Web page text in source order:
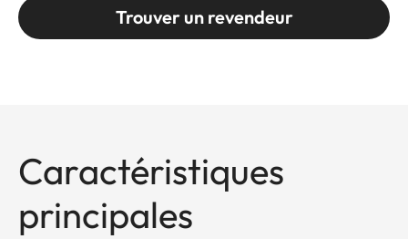
Trouver un revendeur
Caractéristiques
principales